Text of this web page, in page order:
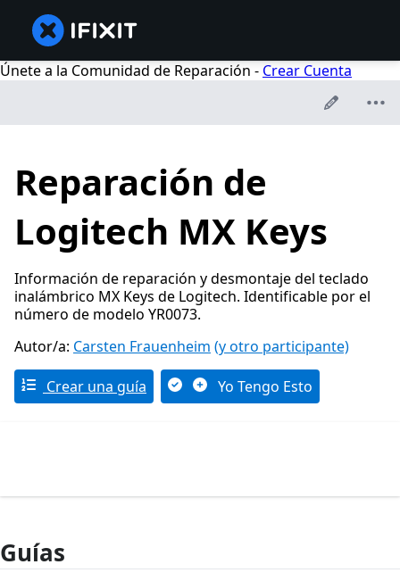
Únete a la Comunidad de Reparación - Crear Cuenta
Reparación de
Logitech MX Keys
Información de reparación y desmontaje del teclado
inalámbrico MX Keys de Logitech. Identificable por el
número de modelo YR0073.
Autor/a: Carsten Frauenheim (y otro participante)
Crear una guía Yo Tengo Esto
Guías